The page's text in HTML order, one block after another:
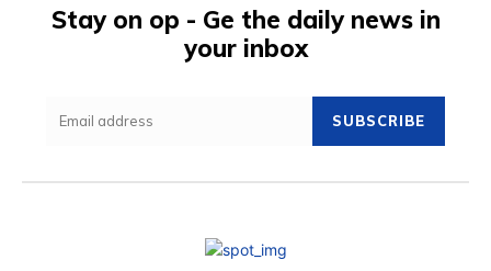
Stay on op - Ge the daily news in
your inbox
SUBSCRIBE